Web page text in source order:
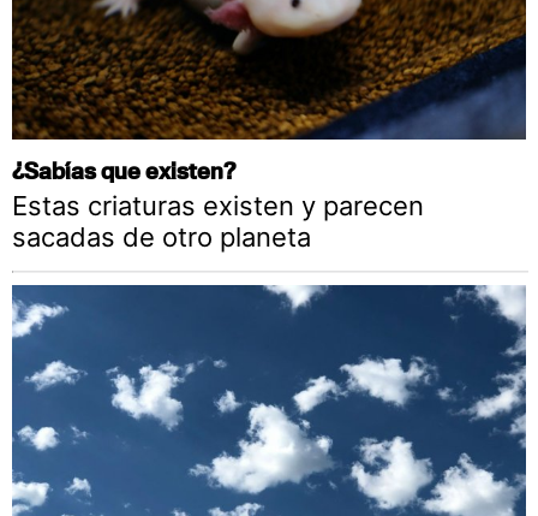
¿Sabías que existen?
Estas criaturas existen y parecen
sacadas de otro planeta